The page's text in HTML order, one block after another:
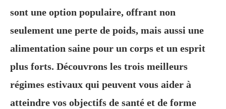
sont une option populaire, offrant non
seulement une perte de poids, mais aussi une
alimentation saine pour un corps et un esprit
plus forts. Découvrons les trois meilleurs
régimes estivaux qui peuvent vous aider à
atteindre vos objectifs de santé et de forme